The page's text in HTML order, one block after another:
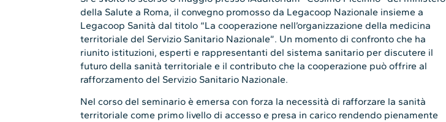
della Salute a Roma, il convegno promosso da Legacoop Nazionale insieme a
Legacoop Sanità dal titolo “La cooperazione nell’organizzazione della medicina
territoriale del Servizio Sanitario Nazionale”. Un momento di confronto che ha
riunito istituzioni, esperti e rappresentanti del sistema sanitario per discutere il
futuro della sanità territoriale e il contributo che la cooperazione può offrire al
rafforzamento del Servizio Sanitario Nazionale.
Nel corso del seminario è emersa con forza la necessità di rafforzare la sanità
territoriale come primo livello di accesso e presa in carico rendendo pienamente